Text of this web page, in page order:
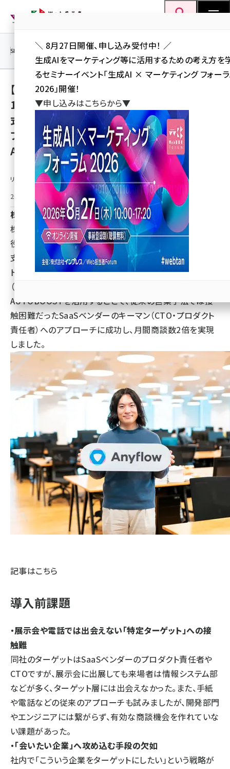
ン
seo (3528)
ai (2811)
youtube (2439)
note (2315)
セミナー (2308)
z世代 (1623)
meo (1277)
llmo (1166)
SEO マーケティング／広告 AI SNS アクセス解析／データ分析
【導入事例】商談数2倍・作業時間は1日わずか
10分。SaaS連携iPaaSを展開するAnyflow株
式会社がセールスインテリジェンスプラット
フォーム「AUTOBOOST」で実現した「攻めの
ABM」とは
リリース情報提供元：
2026年1月21日 12:21
株式会社XAION DATA
株式会社XAION DATA（本社：東京都千代田区、代表取締
役：佐藤 泰秀）の運営するキーパーソンアプローチの営業
支援SaaS「AUTOBOOST（オートブースト）」は、ノーコー
ドiPaaS「Anyflow」シリーズを展開するAnyflow株式会社
（以下、Anyflow）の導入事例を公開いたしました。 同社は
AUTOBOOSTを活用することで、従来の営業手法では接
触困難だったSaaSベンダーのキーマン（CTO・プロダクト
責任者）へのアプローチに成功し、月間商談数2倍を実現
しました。
記事はこちら
導入前課題
・展示会や電話では出会えない「特定ターゲット」への接
触難
同社のターゲットはSaaSベンダーのプロダクト責任者や
CTOですが、展示会に出展しても来場者は情報システム部
などが多く、ターゲット層には出会えなかった。また、手紙
や電話などの従来のアプローチも試みましたが、開発部門
やエンジニアには繋がらず、有効な商談機会を作れていな
い課題があった。
・「会いたい企業」へ攻め込む手段の欠如
社内で「こういう企業をターゲットにしたい」という戦略が
＼ 8月27日開催、申し込み受付中！ ／
生成AIをマーケティング等に活用するための考え方を
るセミナーイベント「生成AI × マーケティング フォー
2026」開催！
▼申し込みはこちらから▼